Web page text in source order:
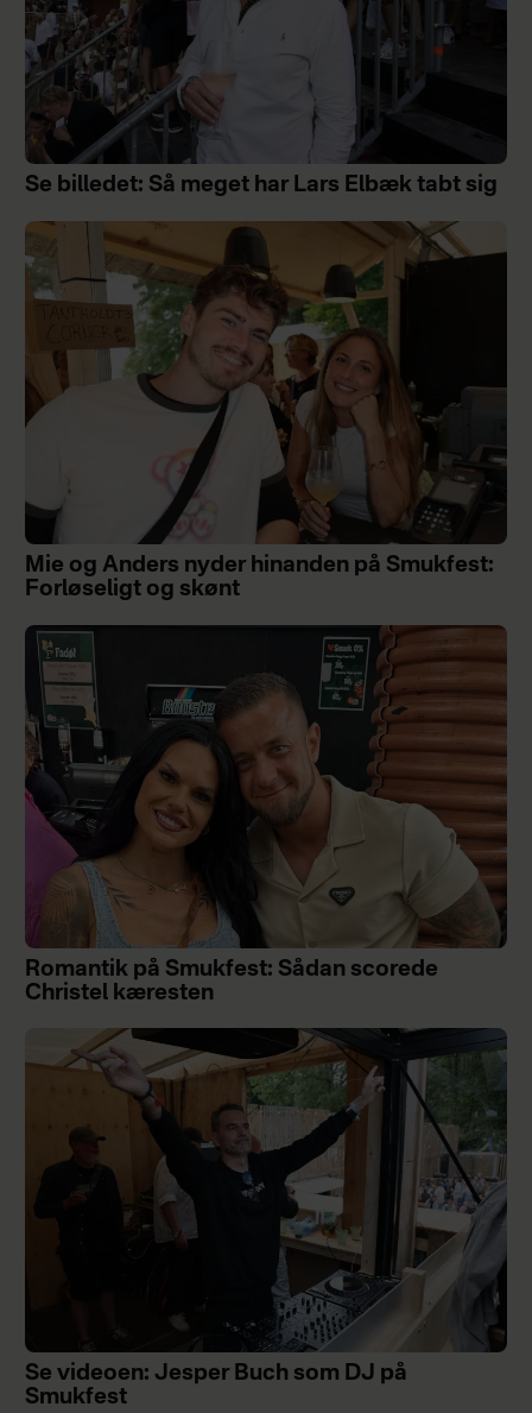
Se billedet: Så meget har Lars Elbæk tabt sig
Mie og Anders nyder hinanden på Smukfest:
Forløseligt og skønt
Romantik på Smukfest: Sådan scorede
Christel kæresten
Se videoen: Jesper Buch som DJ på
Smukfest